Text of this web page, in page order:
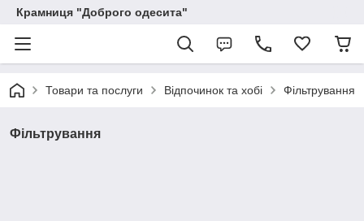
Крамниця "Доброго одесита"
Товари та послуги Відпочинок та хобі Фільтрування
Фільтрування